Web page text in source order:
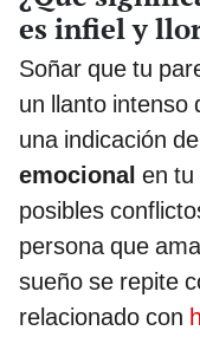
es infiel y
Soñar que tu
un llanto intenso
una indicación
emocional en tu
posibles
persona que
sueño se repite
relacionado con